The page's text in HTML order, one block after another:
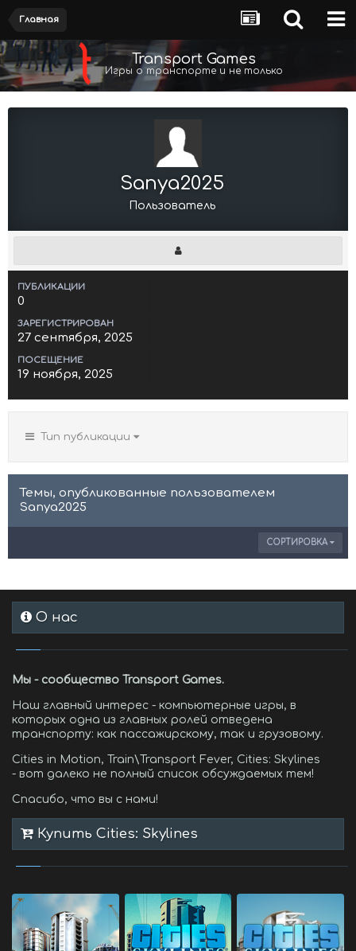
Главная
Transport Games
Игры о транспорте и не только
Sanya2025
Пользователь
ПУБЛИКАЦИИ
0
ЗАРЕГИСТРИРОВАН
27 сентября, 2025
ПОСЕЩЕНИЕ
19 ноября, 2025
Тип публикации
Темы, опубликованные пользователем
Sanya2025
СОРТИРОВКА
О нас
Мы - сообщество Transport Games.
Наш главный интерес - компьютерные игры, в
которых одна из главных ролей отведена
транспорту: как пассажирскому, так и грузовому.
Cities in Motion, Train\Transport Fever, Cities: Skylines
- вот далеко не полный список обсуждаемых тем!
Спасибо, что вы с нами!
Купить Cities: Skylines